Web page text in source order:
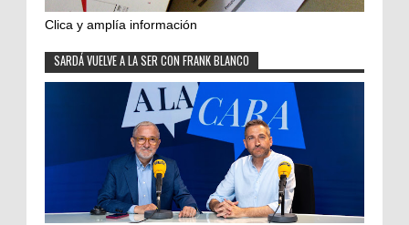
Clica y amplía información
SARDÁ VUELVE A LA SER CON FRANK BLANCO